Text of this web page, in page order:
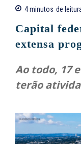
4minutos de
Capital
extensa
Ao todo, 17
terão